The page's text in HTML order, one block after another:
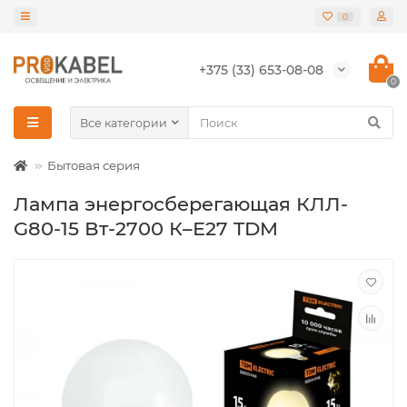
0
+375 (33) 653-08-08
0
Все категории
Бытовая серия
Лампа энергосберегающая КЛЛ-
G80-15 Вт-2700 К–Е27 TDM